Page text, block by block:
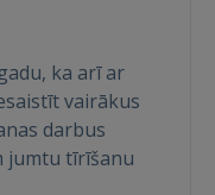
ka arī ar
vairākus
darbus
jumtu tīrīšanu